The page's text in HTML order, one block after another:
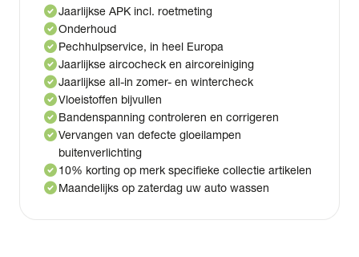
check_circleJaarlijkse APK incl. roetmeting
check_circleOnderhoud
check_circlePechhulpservice, in heel Europa
check_circleJaarlijkse aircocheck en aircoreiniging
check_circleJaarlijkse all-in zomer- en wintercheck
check_circleVloeistoffen bijvullen
check_circleBandenspanning controleren en corrigeren
check_circleVervangen van defecte gloeilampen
buitenverlichting
check_circle10% korting op merk specifieke collectie artikelen
check_circleMaandelijks op zaterdag uw auto wassen